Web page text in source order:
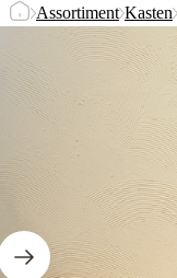
Assortiment Kasten